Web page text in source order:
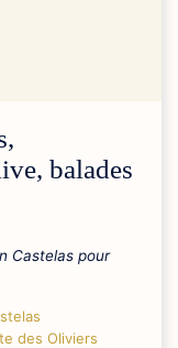
balades
Castelas pour
des Oliviers